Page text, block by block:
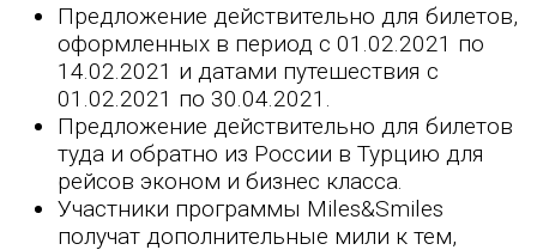
Предложение действительно для билетов,
оформленных в период с 01.02.2021 по
14.02.2021 и датами путешествия с
01.02.2021 по 30.04.2021.
Предложение действительно для билетов
туда и обратно из России в Турцию для
рейсов эконом и бизнес класса.
Участники программы Miles&Smiles
получат дополнительные мили к тем,